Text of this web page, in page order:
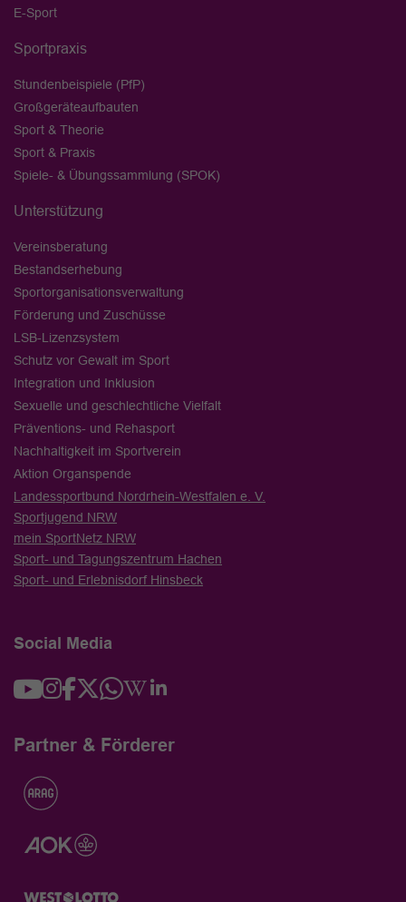
E-Sport
Sportpraxis
Stundenbeispiele (PfP)
Großgeräteaufbauten
Sport & Theorie
Sport & Praxis
Spiele- & Übungssammlung (SPOK)
Unterstützung
Vereinsberatung
Bestandserhebung
Sportorganisationsverwaltung
Förderung und Zuschüsse
LSB-Lizenzsystem
Schutz vor Gewalt im Sport
Integration und Inklusion
Sexuelle und geschlechtliche Vielfalt
Präventions- und Rehasport
Nachhaltigkeit im Sportverein
Aktion Organspende
Landessportbund Nordrhein-Westfalen e. V.
Sportjugend NRW
mein SportNetz NRW
Sport- und Tagungszentrum Hachen
Sport- und Erlebnisdorf Hinsbeck
Social Media
Partner & Förderer